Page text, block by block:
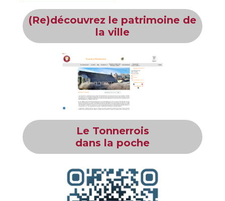
(Re)découvrez le patrimoine de
la ville
Le Tonnerrois
dans la poche